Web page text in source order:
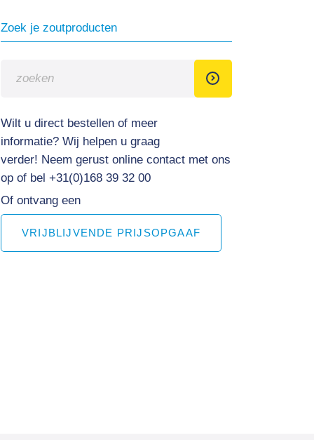
Zoek je zoutproducten
Wilt u direct bestellen of meer
informatie? Wij helpen u graag
verder! Neem gerust online contact met ons
op of bel +31(0)168 39 32 00
Of ontvang een
VRIJBLIJVENDE PRIJSOPGAAF